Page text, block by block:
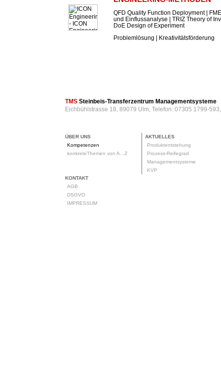
QFD Quality Function Deployment |
und Einflussanalyse | TRIZ Theory of
DoE Design of Experiment
Problemlösung | Kreativitätsförderung
TMS Steinbeis-Transferzentrum Managementsysteme
Eichbühlstrasse 18, 89079 Ulm, Telefon: 07305 1799-
ÜBER UNS
Kompetenzen
konkreteThemen von A...Z
AKTUELLES
Produktentstehung
Prozess-Reifegrad
Managementsysteme
KVP
KONTAKT
AGB
DSGVO
IMPRESSUM